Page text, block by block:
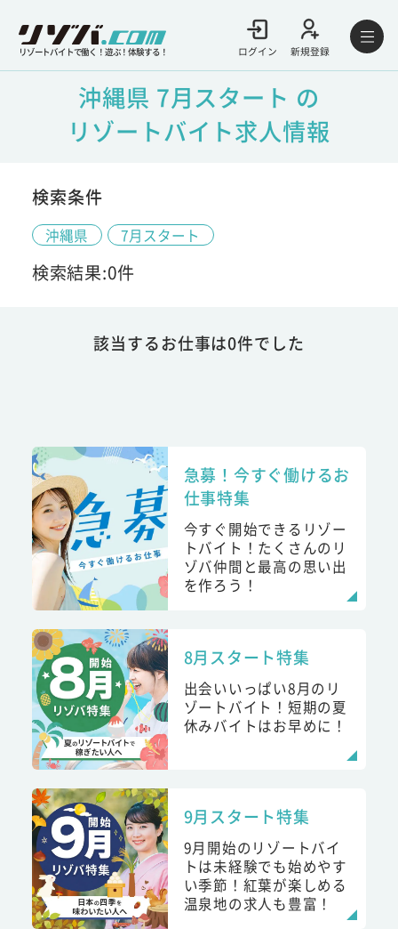
リゾートバイトで働く！遊ぶ！体験する！ ログイン 新規登録
沖縄県 7月スタート の
リゾートバイト求人情報
検索条件
沖縄県 7月スタート
検索結果:0件
該当するお仕事は0件でした
急募！今すぐ働けるお
仕事特集
今すぐ開始できるリゾー
トバイト！たくさんのリ
ゾバ仲間と最高の思い出
を作ろう！
8月スタート特集
出会いいっぱい8月のリ
ゾートバイト！短期の夏
休みバイトはお早めに！
9月スタート特集
9月開始のリゾートバイ
トは未経験でも始めやす
い季節！紅葉が楽しめる
温泉地の求人も豊富！